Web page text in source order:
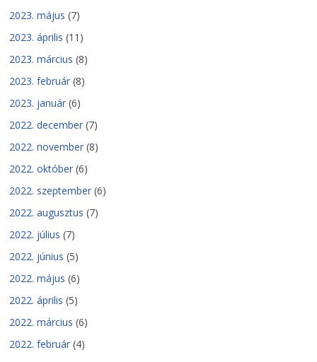
2023. május (7)
2023. április (11)
2023. március (8)
2023. február (8)
2023. január (6)
2022. december (7)
2022. november (8)
2022. október (6)
2022. szeptember (6)
2022. augusztus (7)
2022. július (7)
2022. június (5)
2022. május (6)
2022. április (5)
2022. március (6)
2022. február (4)